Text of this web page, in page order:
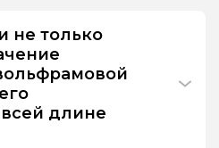
не только
длине